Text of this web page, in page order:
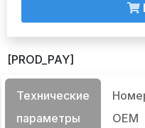
[PROD_PAY]
Технические
параметры
OEM